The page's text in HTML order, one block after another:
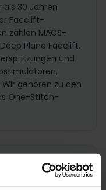
als 30 Jahren
Facelift-
zählen MACS-
Plane Facelift.
und
gehören zu den
One-Stitch-
ohne OP